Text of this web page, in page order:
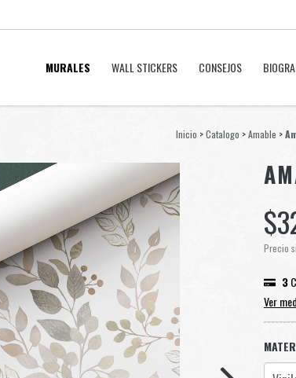
MURALES WALL STICKERS CONSEJOS
Inicio > Catalogo > Amable >
Precio
3
Ver